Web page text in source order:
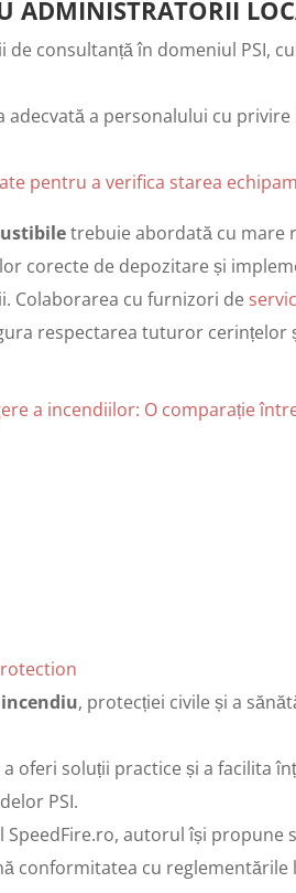
ADMINISTRATORII
consultanță în domeniul PSI,
adecvată a personalului cu
pentru a verifica starea
trebuie abordată cu mare
corecte de depozitare și
Colaborarea cu furnizori de
respectarea tuturor cerințelor
a incendiilor: O comparație
, protecției civile și a
oferi soluții practice și a facilita
PSI.
autorul își
conformitatea cu reglementările